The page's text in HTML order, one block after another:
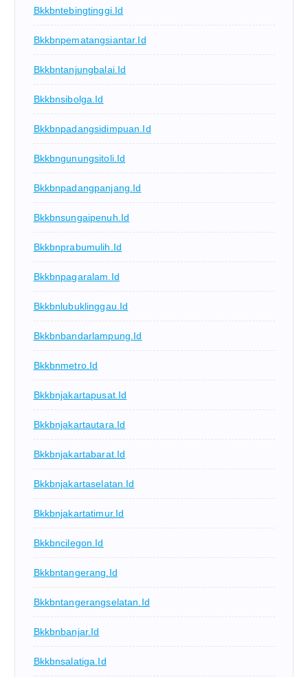
Bkkbntebingtinggi.id
Bkkbnpematangsiantar.id
Bkkbntanjungbalai.id
Bkkbnsibolga.id
Bkkbnpadangsidimpuan.id
Bkkbngunungsitoli.id
Bkkbnpadangpanjang.id
Bkkbnsungaipenuh.id
Bkkbnprabumulih.id
Bkkbnpagaralam.id
Bkkbnlubuklinggau.id
Bkkbnbandarlampung.id
Bkkbnmetro.id
Bkkbnjakartapusat.id
Bkkbnjakartautara.id
Bkkbnjakartabarat.id
Bkkbnjakartaselatan.id
Bkkbnjakartatimur.id
Bkkbncilegon.id
Bkkbntangerang.id
Bkkbntangerangselatan.id
Bkkbnbanjar.id
Bkkbnsalatiga.id